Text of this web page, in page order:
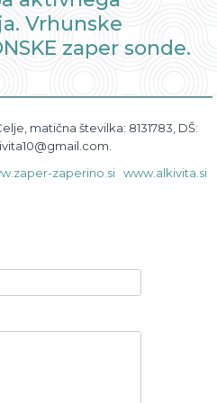
Vrhunske
zaper sonde.
matična številka: 8131783, DŠ:
zaperino.si www.alkivita.si